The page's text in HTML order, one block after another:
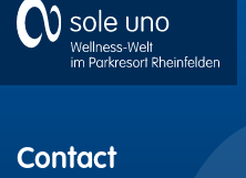
Contact